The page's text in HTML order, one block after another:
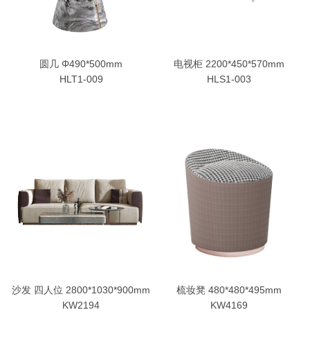
圆几 Φ490*500mm
HLT1-009
电视柜 2200*450*570mm
HLS1-003
沙发 四人位 2800*1030*900mm
KW2194
梳妆凳 480*480*495mm
KW4169